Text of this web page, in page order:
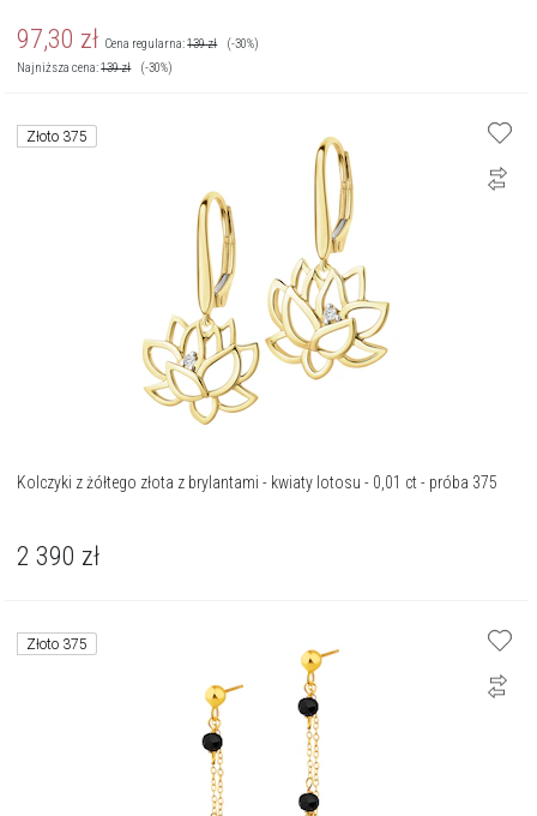
97,30 zł Cena regularna:139zł
(-30%)
Najniższa cena:139zł (-30%)
Złoto 375
Kolczyki z żółtego złota z brylantami - kwiaty lotosu - 0,01 ct - próba 375
2 390 zł
Złoto 375